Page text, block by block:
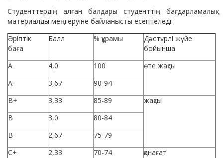
Студенттердің алған балдары студенттің бағдарламалық
материалды меңгеруіне байланысты есептеледі:
Әріптік
баға
Балл % құрамы
Дәстүрлі жүйе
бойынша
А
4,0 100
өте жақсы
А-
3,67
90-94
В+
3,33 85-89
жақсы
В
3,0
80-84
В-
2,67
75-79
С+
2,33 70-74
қанағат